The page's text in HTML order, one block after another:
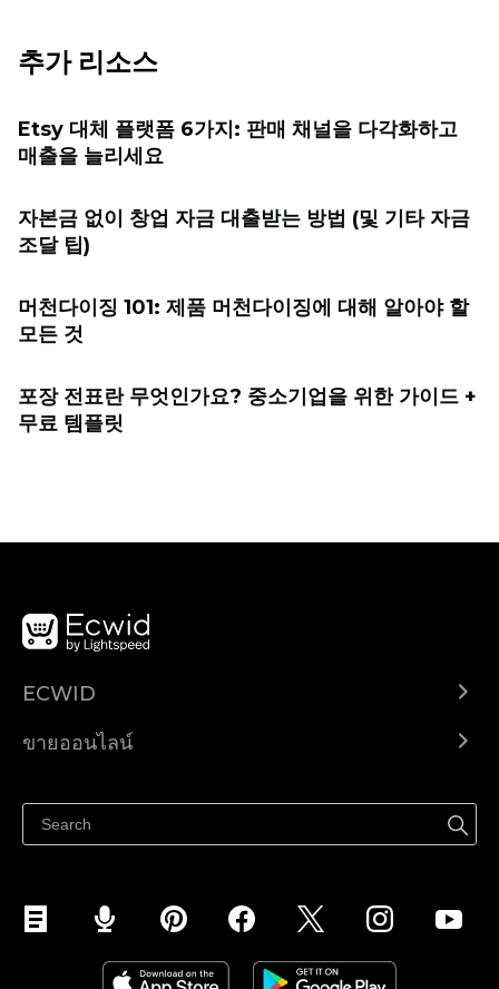
추가 리소스
Etsy 대체 플랫폼 6가지: 판매 채널을 다각화하고
매출을 늘리세요
자본금 없이 창업 자금 대출받는 방법 (및 기타 자금
조달 팁)
머천다이징 101: 제품 머천다이징에 대해 알아야 할
모든 것
포장 전표란 무엇인가요? 중소기업을 위한 가이드 +
무료 템플릿
ECWID
ราคา
ขายออนไลน์
ขายบนเฟสบุ๊ค